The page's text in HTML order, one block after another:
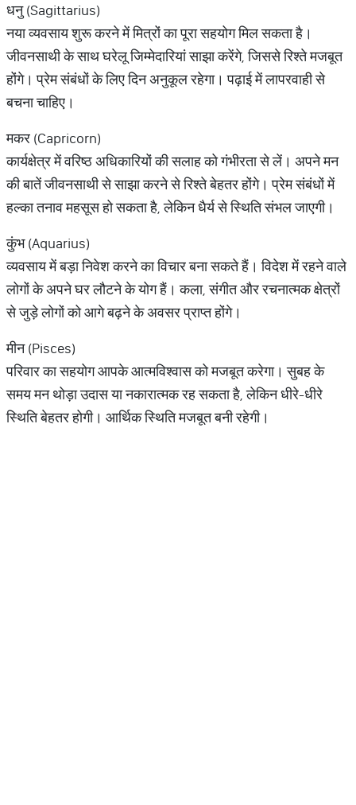
धनु (Sagittarius)
नया व्यवसाय शुरू करने में मित्रों का पूरा सहयोग मिल सकता है।
जीवनसाथी के साथ घरेलू जिम्मेदारियां साझा करेंगे, जिससे रिश्ते मजबूत
होंगे। प्रेम संबंधों के लिए दिन अनुकूल रहेगा। पढ़ाई में लापरवाही से
बचना चाहिए।
मकर (Capricorn)
कार्यक्षेत्र में वरिष्ठ अधिकारियों की सलाह को गंभीरता से लें। अपने मन
की बातें जीवनसाथी से साझा करने से रिश्ते बेहतर होंगे। प्रेम संबंधों में
हल्का तनाव महसूस हो सकता है, लेकिन धैर्य से स्थिति संभल जाएगी।
कुंभ (Aquarius)
व्यवसाय में बड़ा निवेश करने का विचार बना सकते हैं। विदेश में रहने वाले
लोगों के अपने घर लौटने के योग हैं। कला, संगीत और रचनात्मक क्षेत्रों
से जुड़े लोगों को आगे बढ़ने के अवसर प्राप्त होंगे।
मीन (Pisces)
परिवार का सहयोग आपके आत्मविश्वास को मजबूत करेगा। सुबह के
समय मन थोड़ा उदास या नकारात्मक रह सकता है, लेकिन धीरे-धीरे
स्थिति बेहतर होगी। आर्थिक स्थिति मजबूत बनी रहेगी।